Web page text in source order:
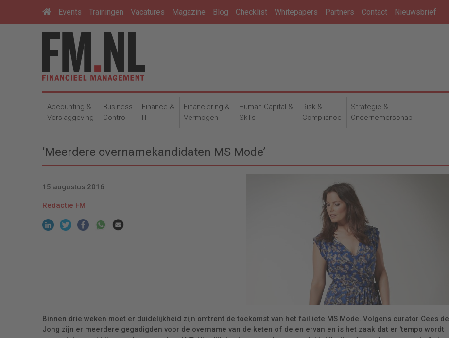
Events Trainingen Vacatures Magazine Blog Checklist Whitepapers Partners Contact Nieuwsbrief
Accounting &
Verslaggeving
Business
Control
Finance &
IT
Financiering &
Vermogen
Human Capital &
Skills
Risk &
Compliance
Strategie &
Ondernemerschap
‘Meerdere overnamekandidaten MS Mode’
15 augustus 2016
Redactie FM
Binnen drie weken moet er duidelijkheid zijn omtrent de toekomst van het failliete MS Mode. Volgens curator Cees de
Jong zijn er meerdere gegadigden voor de overname van de keten of delen ervan en is het zaak dat er 'tempo wordt